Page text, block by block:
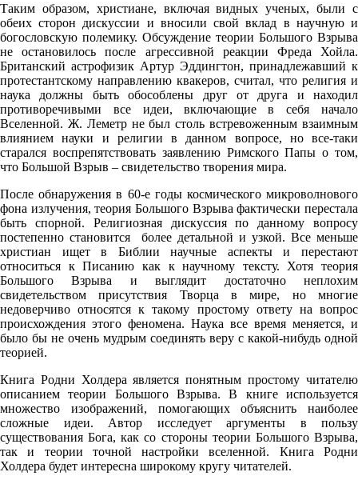
Таким образом, христиане, включая видных ученых, были с
обеих сторон дискуссии и вносили свой вклад в научную и
богословскую полемику. Обсуждение теории Большого Взрыва
не остановилось после агрессивной реакции Фреда Хойла.
Британский астрофизик Артур Эддингтон, принадлежавший к
протестантскому направлению квакеров, считал, что религия и
наука должны быть обособлены друг от друга и находил
противоречивыми все идеи, включающие в себя начало
Вселенной. Ж. Леметр не был столь встревоженным взаимным
влиянием науки и религии в данном вопросе, но все-таки
старался воспрепятствовать заявлению Римского Папы о том,
что Большой Взрыв – свидетельство творения мира.
После обнаружения в 60-е годы космического микроволнового
фона излучения, теория Большого Взрыва фактически перестала
быть спорной. Религиозная дискуссия по данному вопросу
постепенно становится более детальной и узкой. Все меньше
христиан ищет в Библии научные аспекты и перестают
относиться к Писанию как к научному тексту. Хотя теория
Большого Взрыва и выглядит достаточно неплохим
свидетельством присутствия Творца в мире, но многие
недоверчиво относятся к такому простому ответу на вопрос
происхождения этого феномена. Наука все время меняется, и
было бы не очень мудрым соединять веру с какой-нибудь одной
теорией.
Книга Родни Холдера является понятным простому читателю
описанием теории Большого Взрыва. В книге используется
множество изображений, помогающих объяснить наиболее
сложные идеи. Автор исследует аргументы в пользу
существования Бога, как со стороны теории Большого Взрыва,
так и теории точной настройки вселенной. Книга Родни
Холдера будет интересна широкому кругу читателей.